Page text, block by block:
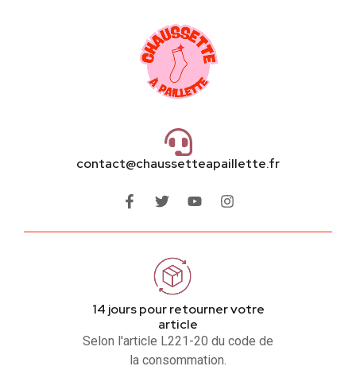
contact@chaussetteapaillette.fr
14 jours pour retourner votre
article
Selon l'article L221-20 du code de
la consommation.